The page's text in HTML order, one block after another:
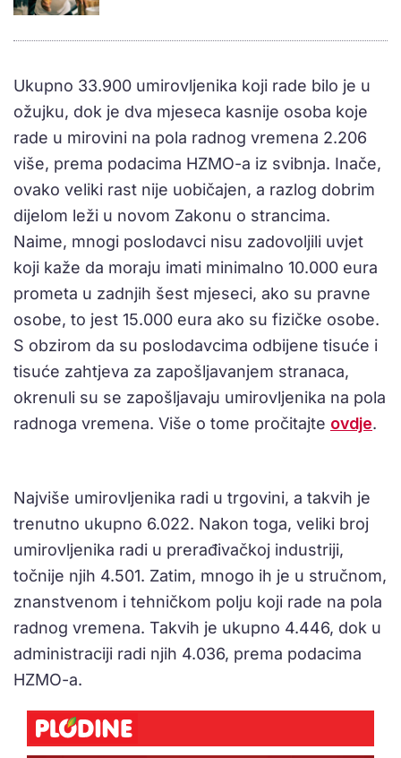
Ukupno 33.900 umirovljenika koji rade bilo je u
ožujku, dok je dva mjeseca kasnije osoba koje
rade u mirovini na pola radnog vremena 2.206
više, prema podacima HZMO-a iz svibnja. Inače,
ovako veliki rast nije uobičajen, a razlog dobrim
dijelom leži u novom Zakonu o strancima.
Naime, mnogi poslodavci nisu zadovoljili uvjet
koji kaže da moraju imati minimalno 10.000 eura
prometa u zadnjih šest mjeseci, ako su pravne
osobe, to jest 15.000 eura ako su fizičke osobe.
S obzirom da su poslodavcima odbijene tisuće i
tisuće zahtjeva za zapošljavanjem stranaca,
okrenuli su se zapošljavaju umirovljenika na pola
radnoga vremena. Više o tome pročitajte ovdje.
Najviše umirovljenika radi u trgovini, a takvih je
trenutno ukupno 6.022. Nakon toga, veliki broj
umirovljenika radi u prerađivačkoj industriji,
točnije njih 4.501. Zatim, mnogo ih je u stručnom,
znanstvenom i tehničkom polju koji rade na pola
radnog vremena. Takvih je ukupno 4.446, dok u
administraciji radi njih 4.036, prema podacima
HZMO-a.